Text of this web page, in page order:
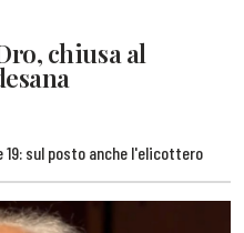
chiusa al
19: sul posto anche l'elicottero